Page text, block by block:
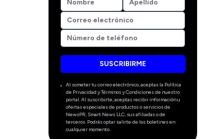
SUSCRIBIRME
Al someter tu correo electrónico, aceptas la Política
de Privacidad y Términos y Condiciones de nuestro
portal. Al suscribirte, aceptas recibir información u
ofertas especiales de productos o servicios de
NewsPR, Smart News LLC, sus afiliadas o de
terceros. Podrás optar salirte de los boletines en
cualquier momento.